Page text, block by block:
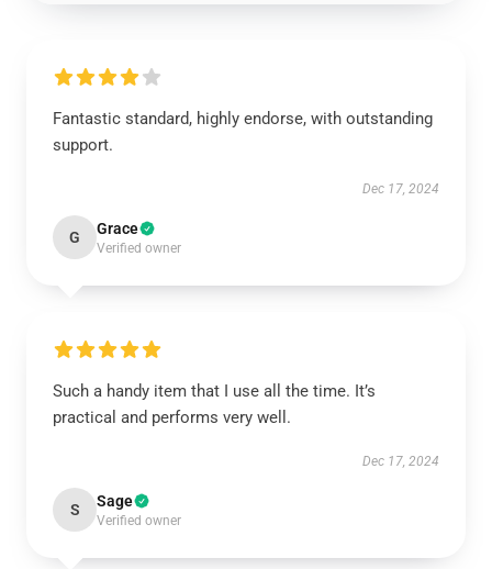
Fantastic standard, highly endorse, with outstanding
support.
Dec 17, 2024
G Grace
Verified owner
Such a handy item that I use all the time. It’s
practical and performs very well.
Dec 17, 2024
S Sage
Verified owner